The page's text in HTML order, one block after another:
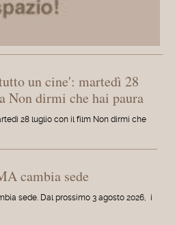
un cine': martedì 28
Non dirmi che hai paura
28 luglio con il film Non dirmi che
cambia sede
sede. Dal prossimo 3 agosto 2026, i